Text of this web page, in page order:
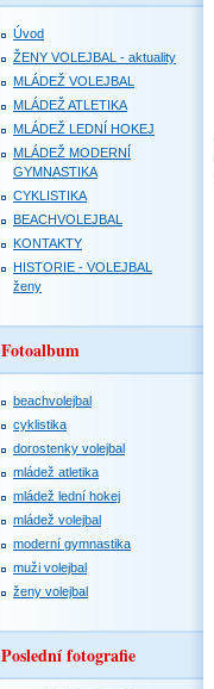
Úvod
ŽENY VOLEJBAL - aktuality
MLÁDEŽ VOLEJBAL
MLÁDEŽ ATLETIKA
MLÁDEŽ LEDNÍ HOKEJ
MLÁDEŽ MODERNÍ
GYMNASTIKA
CYKLISTIKA
BEACHVOLEJBAL
KONTAKTY
HISTORIE - VOLEJBAL
ženy
Fotoalbum
beachvolejbal
cyklistika
dorostenky volejbal
mládež atletika
mládež lední hokej
mládež volejbal
moderní gymnastika
muži volejbal
ženy volejbal
Poslední fotografie